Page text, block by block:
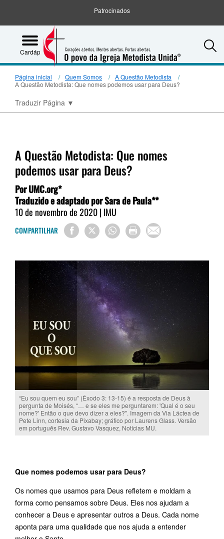
Patrocinados
Cardápio
Página inicial Quem Somos
A Questão Metodista
A Questão Metodista: Que nomes podemos usar para Deus?
Traduzir Página ▼
A Questão Metodista: Que nomes
podemos usar para Deus?
Por UMC.org*
Traduzido e adaptado por Sara de Paula**
10 de novembro de 2020 | IMU
COMPARTILHAR
“Eu sou quem eu sou” (Êxodo 3: 13-15) é a resposta de Deus à
pergunta de Moisés, “… e se eles me perguntarem: 'Qual é o seu
nome?' Então o que devo dizer a eles?". Imagem da Via Láctea de
Pete Linn, cortesia da Pixabay; gráfico por Laurens Glass. Versão
em português Rev. Gustavo Vasquez, Notícias MU.
Que nomes podemos usar para Deus?
Os nomes que usamos para Deus refletem e moldam a
forma como pensamos sobre Deus. Eles nos ajudam a
conhecer a Deus e apresentar outros a Deus. Cada nome
aponta para uma qualidade que nos ajuda a entender